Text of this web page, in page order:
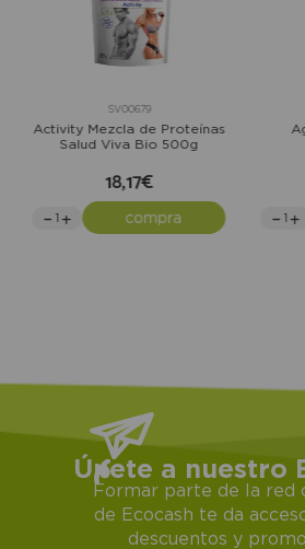
SV00679
Activity Mezcla de Proteínas
Salud Viva Bio 500g
18,17€
compra
Únete a nuestro
Formar parte de la red
de Ecocash te da
descuentos y